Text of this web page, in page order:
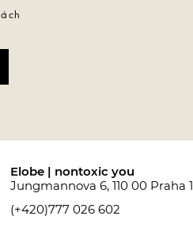
Elobe | nontoxic you
Jungmannova 6, 110 00 Praha 1
(+420)777 026 602